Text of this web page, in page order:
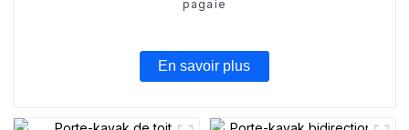
pagaie
En savoir plus